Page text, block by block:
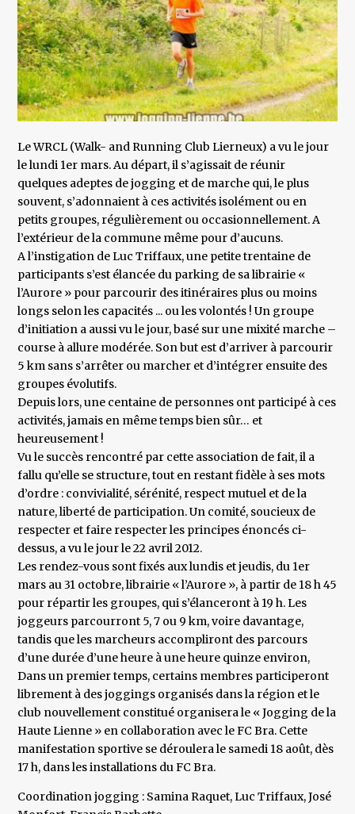
Le WRCL (Walk- and Running Club Lierneux) a vu le jour
le lundi 1er mars. Au départ, il s’agissait de réunir
quelques adeptes de jogging et de marche qui, le plus
souvent, s’adonnaient à ces activités isolément ou en
petits groupes, régulièrement ou occasionnellement. A
l’extérieur de la commune même pour d’aucuns.
A l’instigation de Luc Triffaux, une petite trentaine de
participants s’est élancée du parking de sa librairie «
l’Aurore » pour parcourir des itinéraires plus ou moins
longs selon les capacités ... ou les volontés ! Un groupe
d’initiation a aussi vu le jour, basé sur une mixité marche –
course à allure modérée. Son but est d’arriver à parcourir
5 km sans s’arrêter ou marcher et d’intégrer ensuite des
groupes évolutifs.
Depuis lors, une centaine de personnes ont participé à ces
activités, jamais en même temps bien sûr… et
heureusement !
Vu le succès rencontré par cette association de fait, il a
fallu qu’elle se structure, tout en restant fidèle à ses mots
d’ordre : convivialité, sérénité, respect mutuel et de la
nature, liberté de participation. Un comité, soucieux de
respecter et faire respecter les principes énoncés ci-
dessus, a vu le jour le 22 avril 2012.
Les rendez-vous sont fixés aux lundis et jeudis, du 1er
mars au 31 octobre, librairie « l’Aurore », à partir de 18 h 45
pour répartir les groupes, qui s’élanceront à 19 h. Les
joggeurs parcourront 5, 7 ou 9 km, voire davantage,
tandis que les marcheurs accompliront des parcours
d’une durée d’une heure à une heure quinze environ,
Dans un premier temps, certains membres participeront
librement à des joggings organisés dans la région et le
club nouvellement constitué organisera le « Jogging de la
Haute Lienne » en collaboration avec le FC Bra. Cette
manifestation sportive se déroulera le samedi 18 août, dès
17 h, dans les installations du FC Bra.
Coordination jogging : Samina Raquet, Luc Triffaux, José